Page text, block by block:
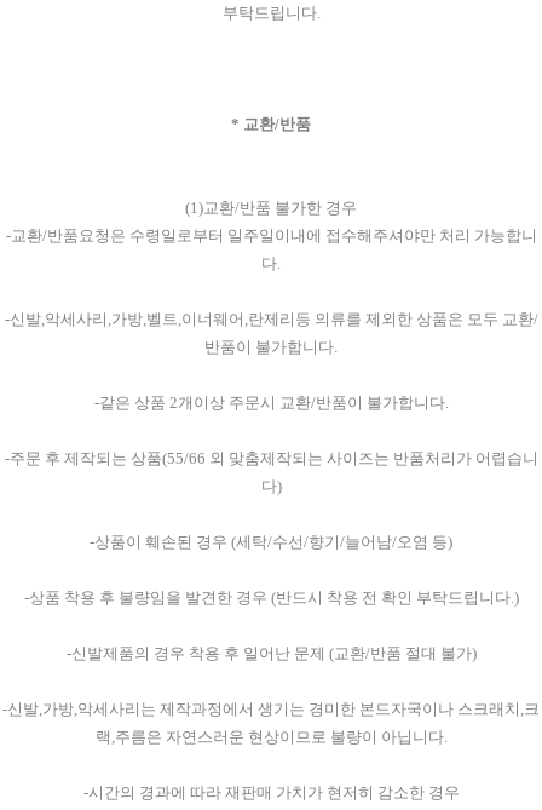
부탁드립니다.
* 교환/반품
(1)교환/반품 불가한 경우
-교환/반품요청은 수령일로부터 일주일이내에 접수해주셔야만 처리 가능합니
다.
-신발,악세사리,가방,벨트,이너웨어,란제리등 의류를 제외한 상품은 모두 교환/
반품이 불가합니다.
-같은 상품 2개이상 주문시 교환/반품이 불가합니다.
-주문 후 제작되는 상품(55/66 외 맞춤제작되는 사이즈는 반품처리가 어렵습니
다)
-상품이 훼손된 경우 (세탁/수선/향기/늘어남/오염 등)
-상품 착용 후 불량임을 발견한 경우 (반드시 착용 전 확인 부탁드립니다.)
-신발제품의 경우 착용 후 일어난 문제 (교환/반품 절대 불가)
-신발,가방,악세사리는 제작과정에서 생기는 경미한 본드자국이나 스크래치,크
랙,주름은 자연스러운 현상이므로 불량이 아닙니다.
-시간의 경과에 따라 재판매 가치가 현저히 감소한 경우